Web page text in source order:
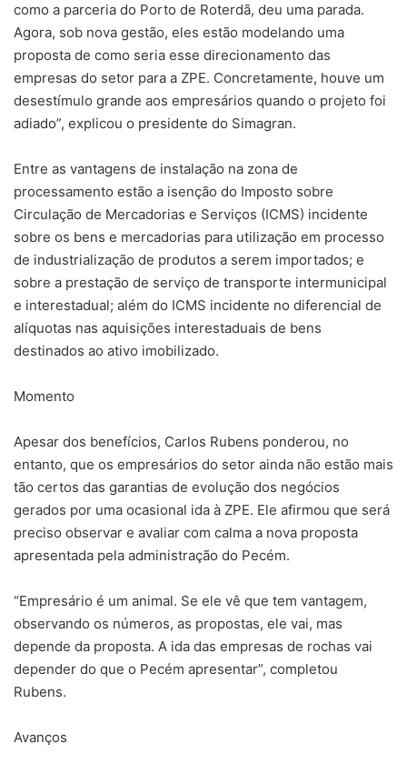
como a parceria do Porto de Roterdã, deu uma parada.
Agora, sob nova gestão, eles estão modelando uma
proposta de como seria esse direcionamento das
empresas do setor para a ZPE. Concretamente, houve um
desestímulo grande aos empresários quando o projeto foi
adiado”, explicou o presidente do Simagran.
Entre as vantagens de instalação na zona de
processamento estão a isenção do Imposto sobre
Circulação de Mercadorias e Serviços (ICMS) incidente
sobre os bens e mercadorias para utilização em processo
de industrialização de produtos a serem importados; e
sobre a prestação de serviço de transporte intermunicipal
e interestadual; além do ICMS incidente no diferencial de
alíquotas nas aquisições interestaduais de bens
destinados ao ativo imobilizado.
Momento
Apesar dos benefícios, Carlos Rubens ponderou, no
entanto, que os empresários do setor ainda não estão mais
tão certos das garantias de evolução dos negócios
gerados por uma ocasional ida à ZPE. Ele afirmou que será
preciso observar e avaliar com calma a nova proposta
apresentada pela administração do Pecém.
“Empresário é um animal. Se ele vê que tem vantagem,
observando os números, as propostas, ele vai, mas
depende da proposta. A ida das empresas de rochas vai
depender do que o Pecém apresentar”, completou
Rubens.
Avanços